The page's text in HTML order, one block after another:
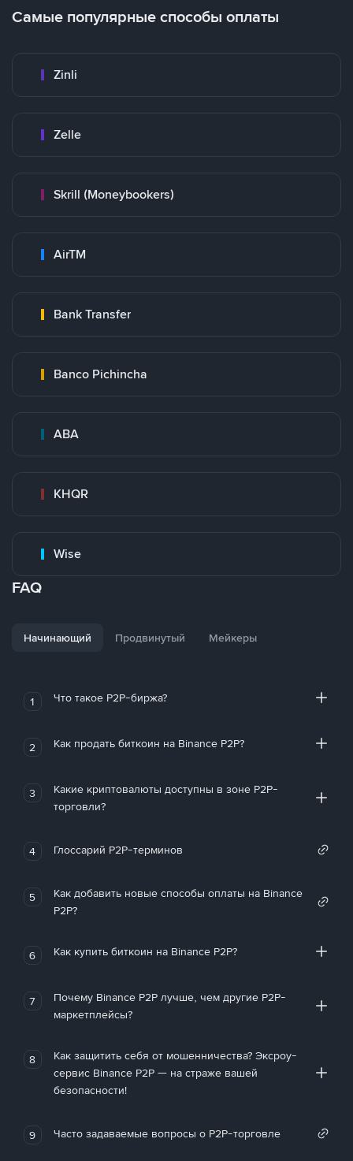
Самые популярные способы оплаты
Zinli
Zelle
Skrill (Moneybookers)
AirTM
Bank Transfer
Banco Pichincha
ABA
KHQR
Wise
FAQ
Начинающий Продвинутый Мейкеры
1 Что такое P2P-биржа?
2 Как продать биткоин на Binance P2P?
3
Какие криптовалюты доступны в зоне P2P-
торговли?
4 Глоссарий P2P-терминов
5
Как добавить новые способы оплаты на Binance
P2P?
6 Как купить биткоин на Binance P2P?
7
Почему Binance P2P лучше, чем другие P2P-
маркетплейсы?
8
Как защитить себя от мошенничества? Эксроу-
сервис Binance P2P — на страже вашей
безопасности!
9 Часто задаваемые вопросы о P2P-торговле